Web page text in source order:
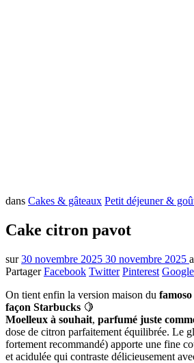
dans Cakes & gâteaux Petit déjeuner &
Cake citron pavot
sur30 novembre 2025 30 novembre 2025
PartagerFacebook Twitter Pinterest
On tient enfin la version maison du
façon Starbucks 🍋
Moelleux à souhait, parfumé juste
dose de citron parfaitement équilibrée. Le
fortement recommandé) apporte une fine
et acidulée qui contraste délicieusement